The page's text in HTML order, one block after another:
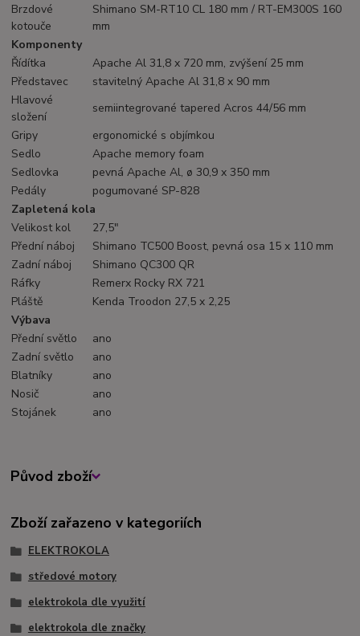
Brzdové
kotouče
Shimano SM-RT10 CL 180 mm / RT-EM300S 160
mm
Komponenty
Řídítka
Apache Al 31,8 x 720 mm, zvýšení 25 mm
Představec
stavitelný Apache Al 31,8 x 90 mm
Hlavové
složení
semiintegrované tapered Acros 44/56 mm
Gripy
ergonomické s objímkou
Sedlo
Apache memory foam
Sedlovka
pevná Apache Al, ø 30,9 x 350 mm
Pedály
pogumované SP-828
Zapletená kola
Velikost kol
27,5"
Přední náboj
Shimano TC500 Boost, pevná osa 15 x 110 mm
Zadní náboj
Shimano QC300 QR
Ráfky
Remerx Rocky RX 721
Pláště
Kenda Troodon 27,5 x 2,25
Výbava
Přední světlo
ano
Zadní světlo
ano
Blatníky
ano
Nosič
ano
Stojánek
ano
Původ zboží
Zboží zařazeno v kategoriích
ELEKTROKOLA
středové motory
elektrokola dle využití
elektrokola dle značky